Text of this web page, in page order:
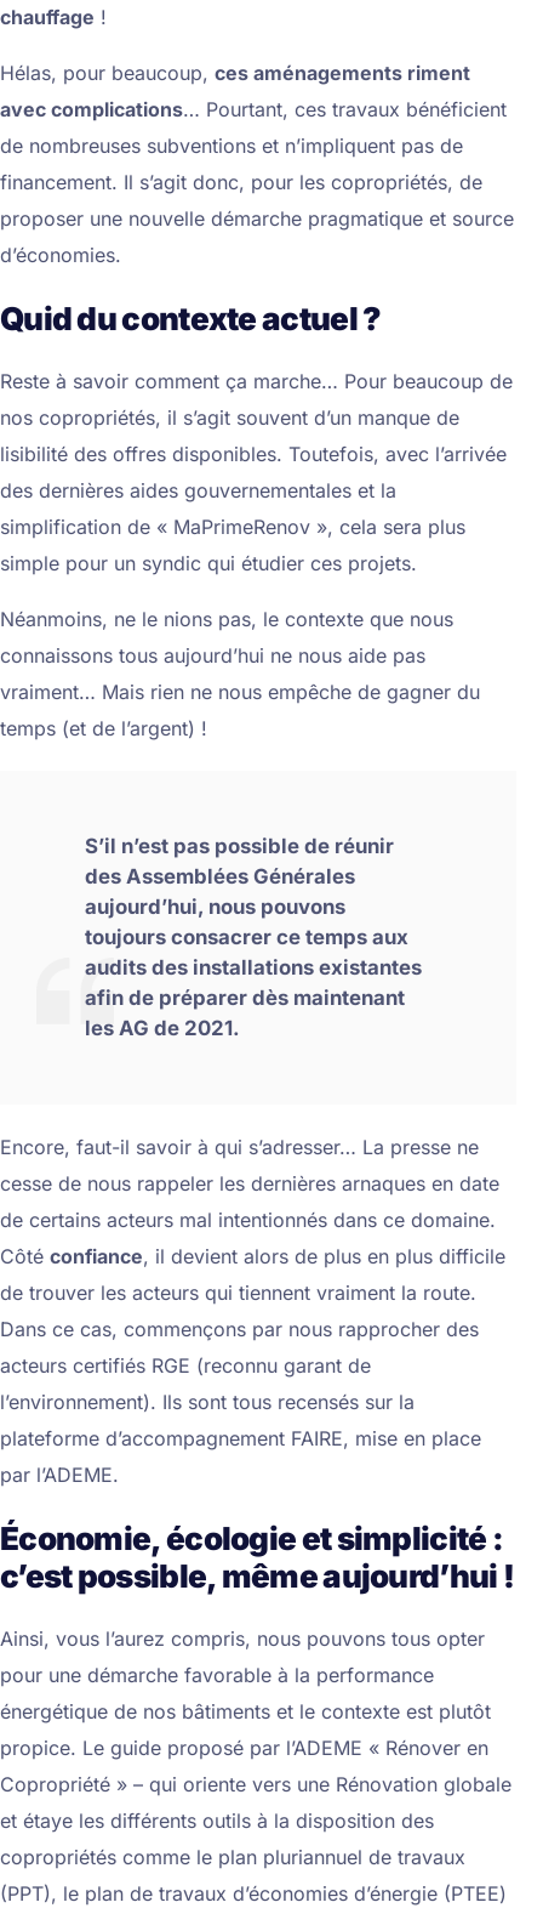
chauffage !
Hélas, pour beaucoup, ces aménagements riment
avec complications… Pourtant, ces travaux bénéficient
de nombreuses subventions et n’impliquent pas de
financement. Il s’agit donc, pour les copropriétés, de
proposer une nouvelle démarche pragmatique et source
d’économies.
Quid du contexte actuel ?
Reste à savoir comment ça marche… Pour beaucoup de
nos copropriétés, il s’agit souvent d’un manque de
lisibilité des offres disponibles. Toutefois, avec l’arrivée
des dernières aides gouvernementales et la
simplification de « MaPrimeRenov », cela sera plus
simple pour un syndic qui étudier ces projets.
Néanmoins, ne le nions pas, le contexte que nous
connaissons tous aujourd’hui ne nous aide pas
vraiment… Mais rien ne nous empêche de gagner du
temps (et de l’argent) !
S’il n’est pas possible de réunir
des Assemblées Générales
aujourd’hui, nous pouvons
toujours consacrer ce temps aux
audits des installations existantes
afin de préparer dès maintenant
les AG de 2021.
Encore, faut-il savoir à qui s’adresser… La presse ne
cesse de nous rappeler les dernières arnaques en date
de certains acteurs mal intentionnés dans ce domaine.
Côté confiance, il devient alors de plus en plus difficile
de trouver les acteurs qui tiennent vraiment la route.
Dans ce cas, commençons par nous rapprocher des
acteurs certifiés RGE (reconnu garant de
l’environnement). Ils sont tous recensés sur la
plateforme d’accompagnement FAIRE, mise en place
par l’ADEME.
Économie, écologie et simplicité :
c’est possible, même aujourd’hui !
Ainsi, vous l’aurez compris, nous pouvons tous opter
pour une démarche favorable à la performance
énergétique de nos bâtiments et le contexte est plutôt
propice. Le guide proposé par l’ADEME « Rénover en
Copropriété » – qui oriente vers une Rénovation globale
et étaye les différents outils à la disposition des
copropriétés comme le plan pluriannuel de travaux
(PPT), le plan de travaux d’économies d’énergie (PTEE)